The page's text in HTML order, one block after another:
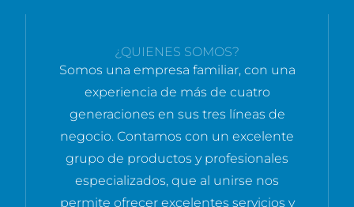
¿QUIENES SOMOS?
Somos una empresa familiar, con una
experiencia de más de cuatro
generaciones en sus tres líneas de
negocio. Contamos con un excelente
grupo de productos y profesionales
especializados, que al unirse nos
permite ofrecer excelentes servicios y